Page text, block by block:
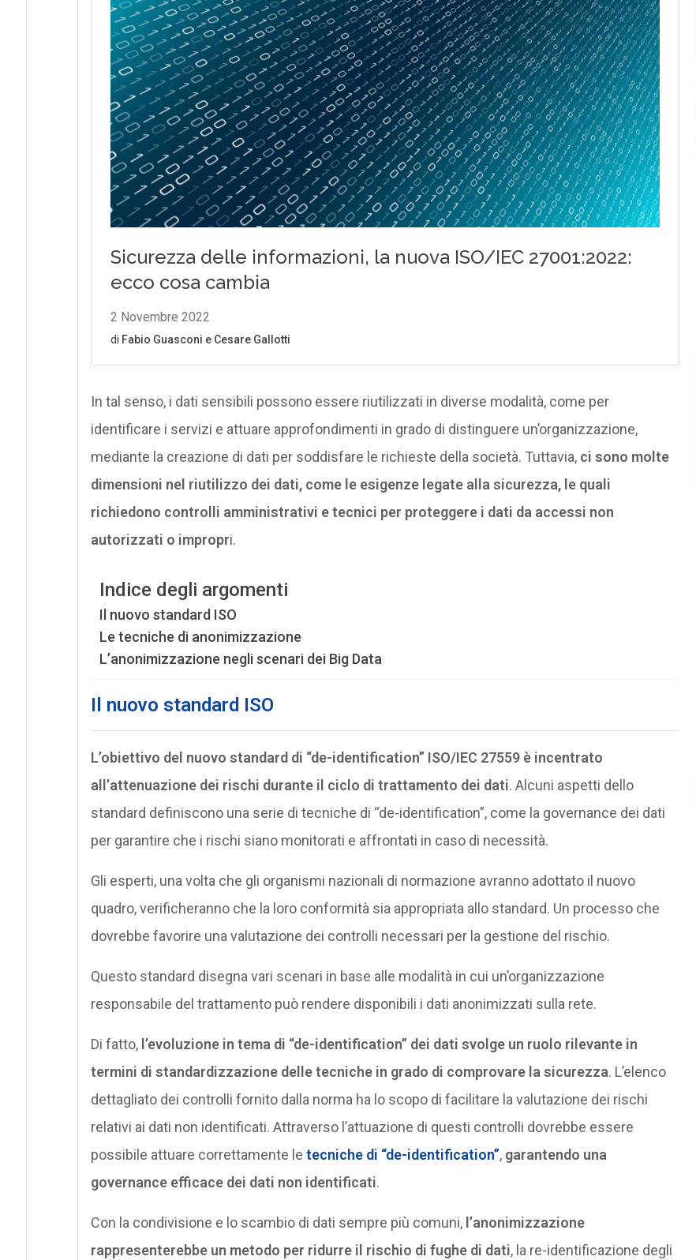
In tal senso, i dati sensibili possono essere riutilizzati in diverse modalità, come per
identificare i servizi e attuare approfondimenti in grado di distinguere un’organizzazione,
mediante la creazione di dati per soddisfare le richieste della società. Tuttavia, ci sono molte
dimensioni nel riutilizzo dei dati, come le esigenze legate alla sicurezza, le quali
richiedono controlli amministrativi e tecnici per proteggere i dati da accessi non
autorizzati o impropri.
Indice degli argomenti
Il nuovo standard ISO
Le tecniche di anonimizzazione
L’anonimizzazione negli scenari dei Big Data
Il nuovo standard ISO
L’obiettivo del nuovo standard di “de-identification” ISO/IEC 27559 è incentrato
all’attenuazione dei rischi durante il ciclo di trattamento dei dati. Alcuni aspetti dello
standard definiscono una serie di tecniche di “de-identification”, come la governance dei dati
per garantire che i rischi siano monitorati e affrontati in caso di necessità.
Gli esperti, una volta che gli organismi nazionali di normazione avranno adottato il nuovo
quadro, verificheranno che la loro conformità sia appropriata allo standard. Un processo che
dovrebbe favorire una valutazione dei controlli necessari per la gestione del rischio.
Questo standard disegna vari scenari in base alle modalità in cui un’organizzazione
responsabile del trattamento può rendere disponibili i dati anonimizzati sulla rete.
Di fatto, l’evoluzione in tema di “de-identification” dei dati svolge un ruolo rilevante in
termini di standardizzazione delle tecniche in grado di comprovare la sicurezza. L’elenco
dettagliato dei controlli fornito dalla norma ha lo scopo di facilitare la valutazione dei rischi
relativi ai dati non identificati. Attraverso l’attuazione di questi controlli dovrebbe essere
possibile attuare correttamente le tecniche di “de-identification”, garantendo una
governance efficace dei dati non identificati.
Con la condivisione e lo scambio di dati sempre più comuni, l’anonimizzazione
rappresenterebbe un metodo per ridurre il rischio di fughe di dati, la re-identificazione degli